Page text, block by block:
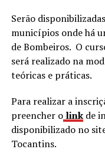
Serão
municípios onde há
de Bombeiros. O
será realizado na
teóricas e práticas.
Para realizar a
preencher o linkde
disponibilizado no
Tocantins.